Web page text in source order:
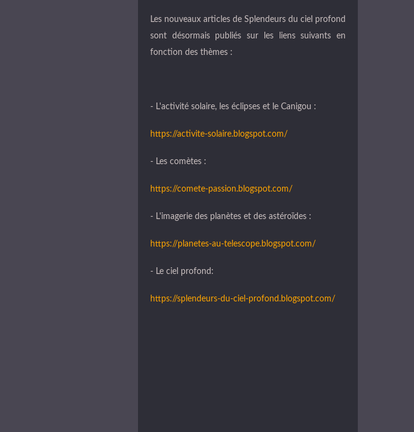
Les nouveaux articles de Splendeurs du ciel profond
sont désormais publiés sur les liens suivants en
fonction des thèmes :
- L'activité solaire, les éclipses et le Canigou :
https://activite-solaire.blogspot.com/
- Les comètes :
https://comete-passion.blogspot.com/
- L'imagerie des planètes et des astéroïdes :
https://planetes-au-telescope.blogspot.com/
- Le ciel profond:
https://splendeurs-du-ciel-profond.blogspot.com/